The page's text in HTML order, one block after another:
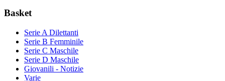
Basket
Serie A Dilettanti
Serie B Femminile
Serie C Maschile
Serie D Maschile
Giovanili - Notizie
Varie